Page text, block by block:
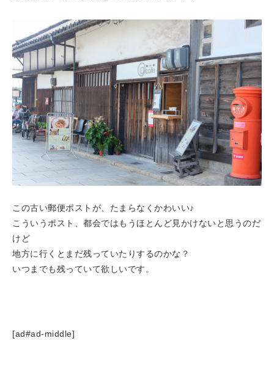
この古い郵便ポストが、たまらなくかわいい♪
こういうポスト、都会ではもうほとんど見かけないと思うのだ
けど
地方に行くとまだ残っていたりするのかな？
いつまでも残っていて欲しいです。
[ad#ad-middle]